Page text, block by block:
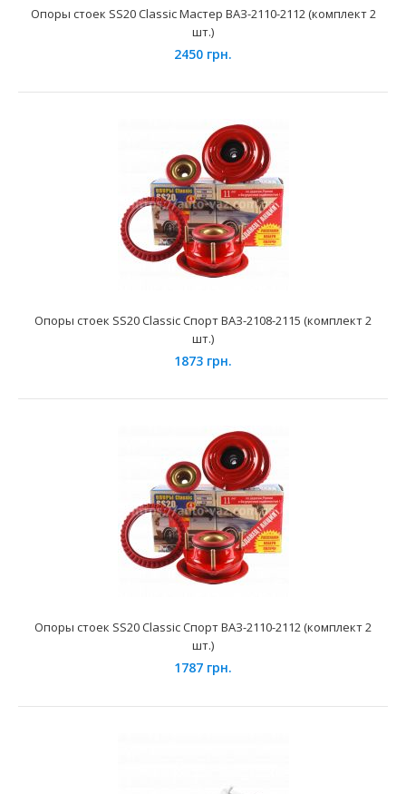
Опора стойки передней подвески ВАЗ-1118 (голая) SEVI
Эксперт
Применение на автомобилях семейства ВАЗ-1117, 1118,
1119 Лада Калина и их модификаций.Фирменные разр..
Опоры амортизаторов задние АСОМИ ВАЗ-2110
1070 грн.
Опоры стоек SS20 Classic Мастер ВАЗ-2110-2112 (комплект 2
шт.)
2450 грн.
Опоры стоек SS20 Classic Спорт ВАЗ-2108-2115 (комплект 2
шт.)
1873 грн.
Опоры стоек SS20 Classic Спорт ВАЗ-2110-2112 (комплект 2
шт.)
1787 грн.